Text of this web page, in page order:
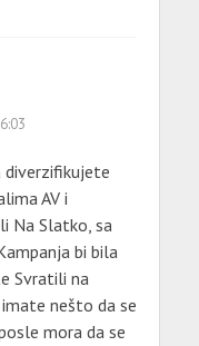
diverzifikujete
AV i
Na Slatko, sa
bi bila
Svratili na
nešto da se
mora da se